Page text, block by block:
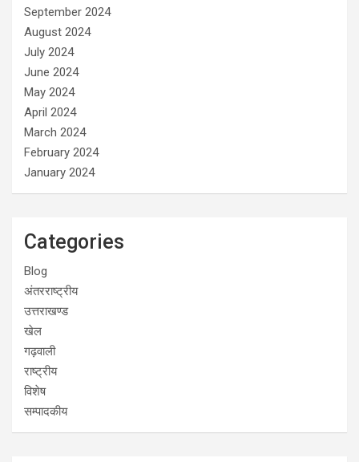
September 2024
August 2024
July 2024
June 2024
May 2024
April 2024
March 2024
February 2024
January 2024
Categories
Blog
अंतरराष्ट्रीय
उत्तराखण्ड
खेल
गढ़वाली
राष्ट्रीय
विशेष
सम्पादकीय